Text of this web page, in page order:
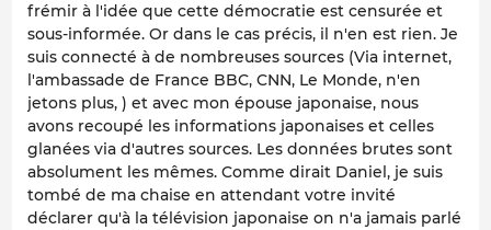
frémir à l'idée que cette démocratie est censurée et
sous-informée. Or dans le cas précis, il n'en est rien. Je
suis connecté à de nombreuses sources (Via internet,
l'ambassade de France BBC, CNN, Le Monde, n'en
jetons plus, ) et avec mon épouse japonaise, nous
avons recoupé les informations japonaises et celles
glanées via d'autres sources. Les données brutes sont
absolument les mêmes. Comme dirait Daniel, je suis
tombé de ma chaise en attendant votre invité
déclarer qu'à la télévision japonaise on n'a jamais parlé